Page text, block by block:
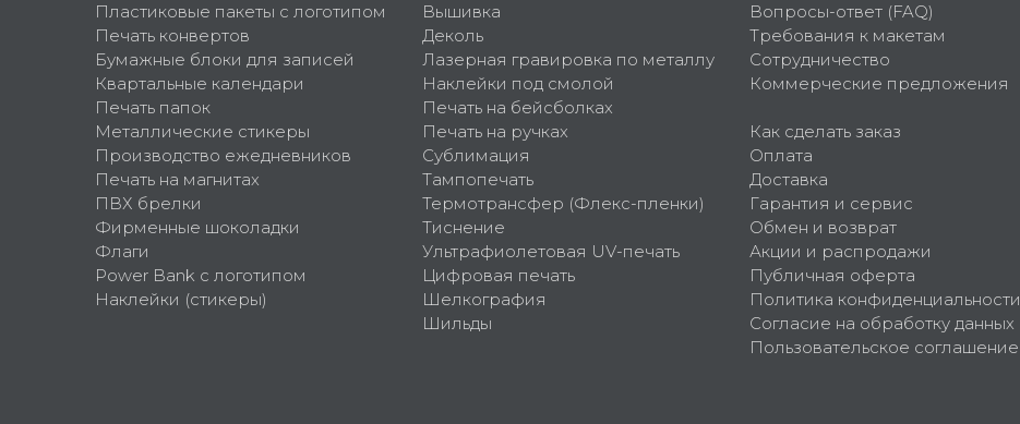
Пластиковые пакеты с логотипом
Печать конвертов
Бумажные блоки для записей
Квартальные календари
Печать папок
Металлические стикеры
Производство ежедневников
Печать на магнитах
ПВХ брелки
Фирменные шоколадки
Флаги
Power Bank с логотипом
Наклейки (стикеры)
Вышивка
Деколь
Лазерная гравировка по металлу
Наклейки под смолой
Печать на бейсболках
Печать на ручках
Сублимация
Тампопечать
Термотрансфер (Флекс-пленки)
Тиснение
Ультрафиолетовая UV-печать
Цифровая печать
Шелкография
Шильды
Вопросы-ответ (FAQ)
Требования к макетам
Сотрудничество
Коммерческие предложения
Как сделать заказ
Оплата
Доставка
Гарантия и сервис
Обмен и возврат
Акции и распродажи
Публичная оферта
Политика конфиденциальности
Согласие на обработку данных
Пользовательское соглашение